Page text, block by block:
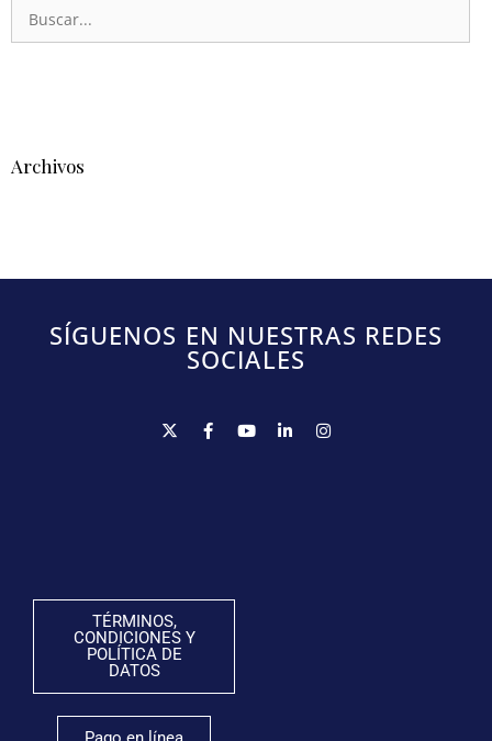
Archivos
SÍGUENOS EN NUESTRAS REDES
SOCIALES
TÉRMINOS,
CONDICIONES Y
POLÍTICA DE
DATOS